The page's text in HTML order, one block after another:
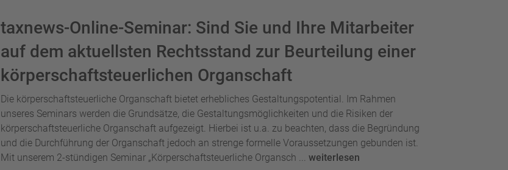
taxnews-Online-Seminar: Sind Sie und Ihre Mitarbeiter
auf dem aktuellsten Rechtsstand zur Beurteilung einer
körperschaftsteuerlichen Organschaft
Die körperschaftsteuerliche Organschaft bietet erhebliches Gestaltungspotential. Im Rahmen
unseres Seminars werden die Grundsätze, die Gestaltungsmöglichkeiten und die Risiken der
körperschaftsteuerliche Organschaft aufgezeigt. Hierbei ist u.a. zu beachten, dass die Begründung
und die Durchführung der Organschaft jedoch an strenge formelle Voraussetzungen gebunden ist.
Mit unserem 2-stündigen Seminar „Körperschaftsteuerliche Organsch ... weiterlesen